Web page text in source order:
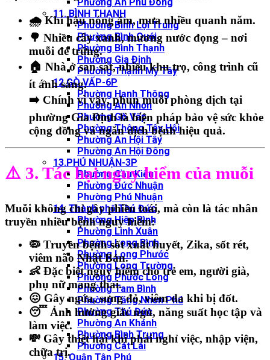
11. BÌNH THẠNH
Phường Bình Lợi Trung
Phường Bình Quới
Phường Bình Thạnh
Phường Gia Định
Phường Thạnh Mỹ Tây
12.GÒ VẤP-6P
Phường Hạnh Thông
Phường An Nhơn
Phường Gò Vấp
Phường Thông Tây Hội
Phường An Hội Tây
Phường An Hội Đông
13.PHÚ NHUẬN-3P
Phường Cầu Kiệu
Phường Đức Nhuận
Phường Phú Nhuận
14. Thành phố Thủ Đức
Phường Hiệp Bình
Phường Linh Xuân
Phường Long Bình
Phường Long Phước
Phường Long Trường
Phường Phước Long
Phường Tam Bình
Phường Tăng Nhơn Phú
Phường Thủ Đức
Phường An Khánh
Phường Bình Trưng
Phường Cát Lái
15. Quận Tân Phú
🌧️ Khí hậu nóng ẩm, mưa nhiều quanh năm.
🌳 Nhiều cây xanh, mương nước đọng – nơi
muỗi đẻ trứng.
🏠 Nhà ở san sát, nhiều khu trọ, công trình cũ
ít ánh sáng.
➡️ Chính vì vậy,phun muỗi phòng dịch tại
phường Gia Địnhlà biện pháp bảo vệ sức khỏe
cộng đồng và ngăn dịch bệnh hiệu quả.
⚠️ 3. Tác hại nguy hiểm của muỗi
Muỗi không chỉ gâyphiền toái, mà còn là tác nhân
truyền nhiều bệnh nguy hiểm:
🦠 Truyền bệnh sốt xuất huyết, Zika, sốt rét,
viêm não Nhật Bản.
👶 Đặc biệt nguy hiểm cho trẻ em, người già,
phụ nữ mang thai.
😖 Gây ngứa, sưng đỏ, viêm da khi bị đốt.
😴Ảnh hưởng giấc ngủ, năng suất học tập và
làm việc.
💸 Gây thiệt hại khi phải nghỉ việc, nhập viện,
chữa trị.